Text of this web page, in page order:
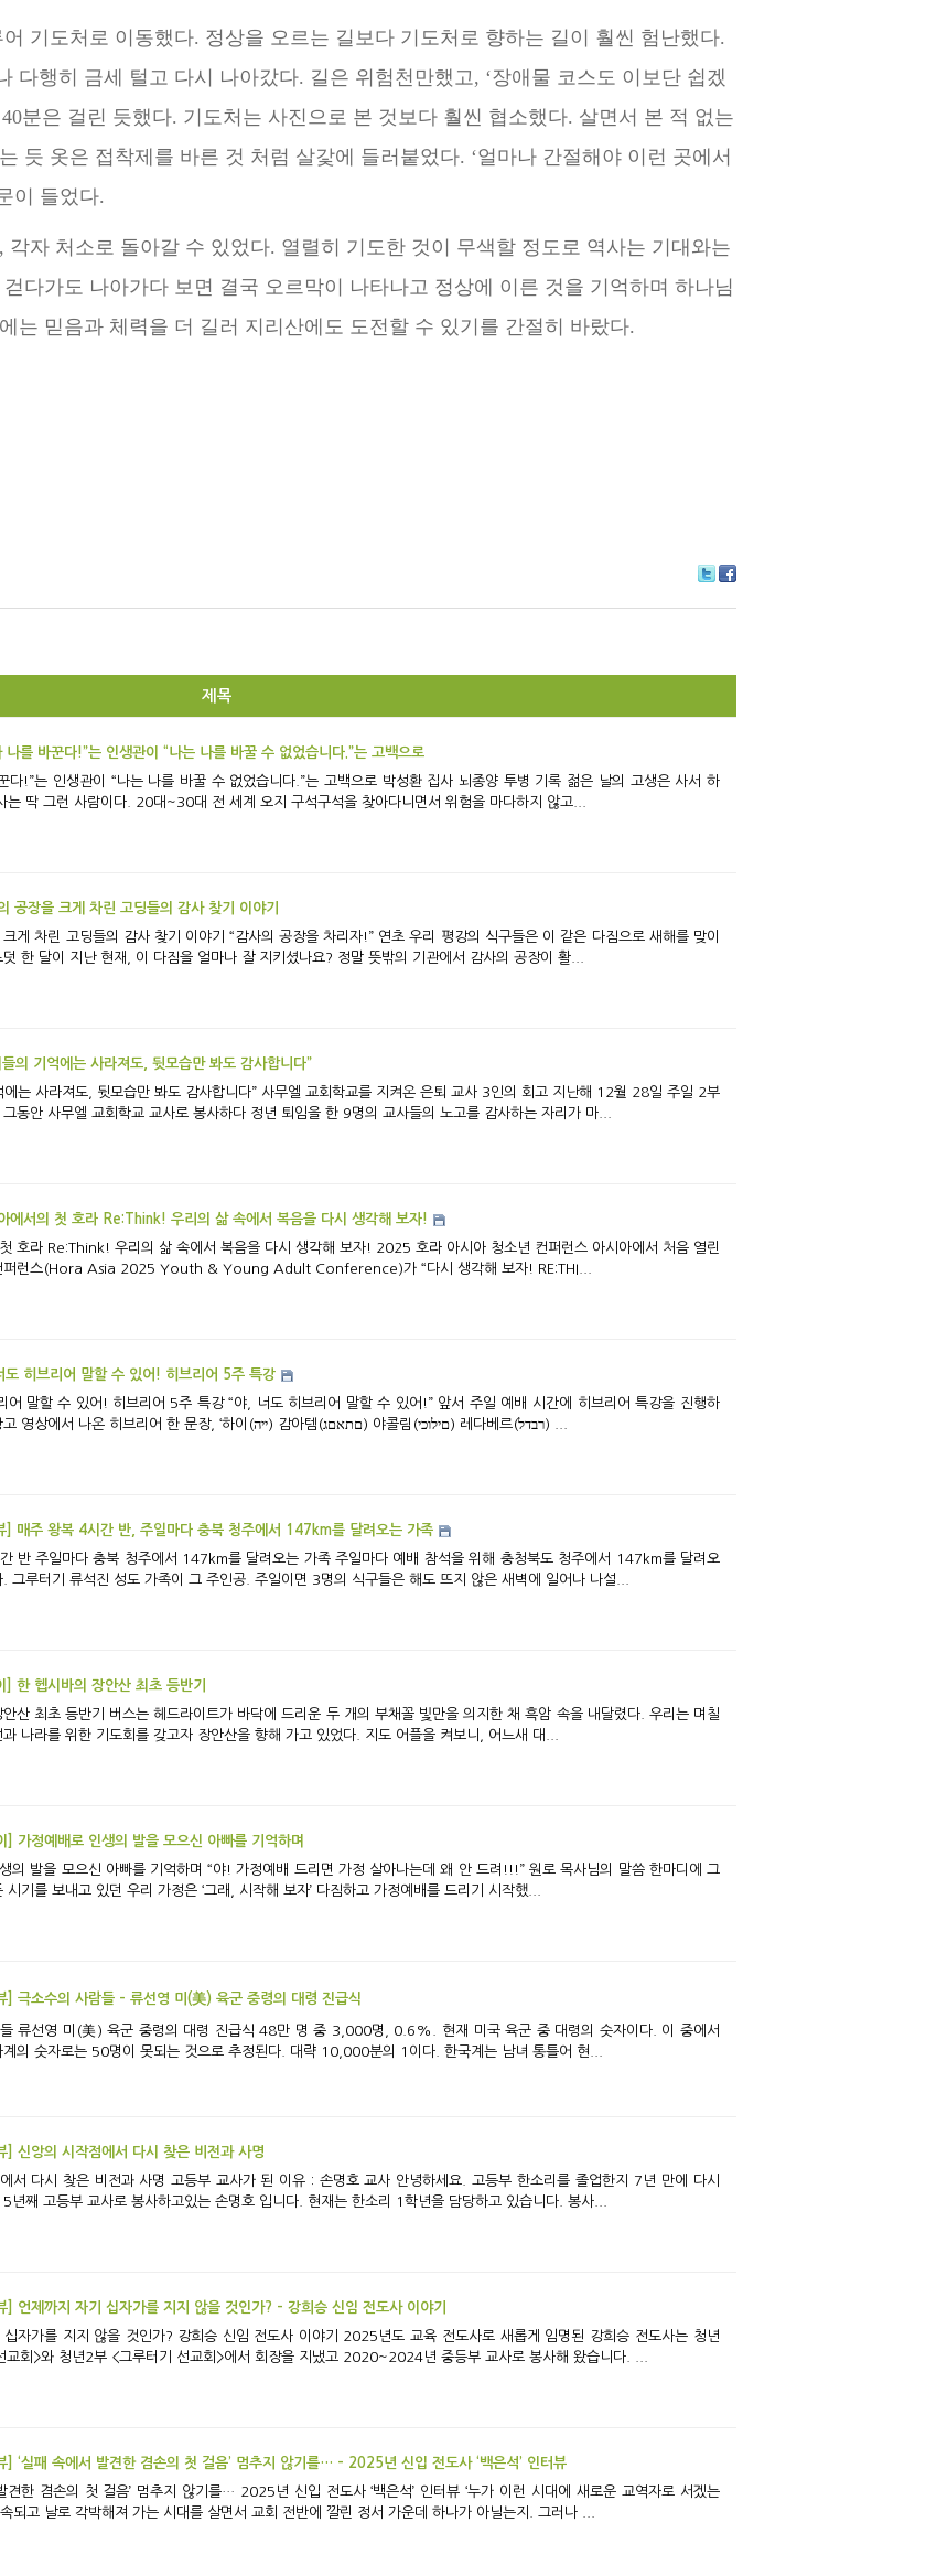
기도처로 이동했다. 정상을 오르는 길보다 기도처로 향하는 길이 훨씬 험난했다.
다행히 금세 털고 다시 나아갔다. 길은 위험천만했고, ‘장애물 코스도 이보단 쉽겠
분은 걸린 듯했다. 기도처는 사진으로 본 것보다 훨씬 협소했다. 살면서 본 적 없는
듯 옷은 접착제를 바른 것 처럼 살갗에 들러붙었다. ‘얼마나 간절해야 이런 곳에서
이 들었다.
자 처소로 돌아갈 수 있었다. 열렬히 기도한 것이 무색할 정도로 역사는 기대와는
다가도 나아가다 보면 결국 오르막이 나타나고 정상에 이른 것을 기억하며 하나님
는 믿음과 체력을 더 길러 지리산에도 도전할 수 있기를 간절히 바랐다.
itte ce
제목
나를 바꾼다!”는 인생관이 “나는 나를 바꿀 수 없었습니다.”는 고백으로
는 인생관이 “나는 나를 바꿀 수 없었습니다.”는 고백으로 박성환 집사 뇌종양 투병 기록 젊은 날의 고생은 사서 하
는 딱 그런 사람이다. 20대~30대 전 세계 오지 구석구석을 찾아다니면서 위험을 마다하지 않고...
공장을 크게 차린 고딩들의 감사 찾기 이야기
찾기 이야기 “감사의 공장을 차리자!” 연초 우리 평강의 식구들은 이 같은 다짐으로 새해를 맞이
한 달이 지난 현재, 이 다짐을 얼마나 잘 지키셨나요? 정말 뜻밖의 기관에서 감사의 공장이 활...
들의 기억에는 사라져도, 뒷모습만 봐도 감사합니다”
사라져도, 뒷모습만 봐도 감사합니다” 사무엘 교회학교를 지켜온 은퇴 교사 3인의 회고 지난해 12월 28일 주일 2부
동안 사무엘 교회학교 교사로 봉사하다 정년 퇴임을 한 9명의 교사들의 노고를 감사하는 자리가 마...
[참평안] 아시아에서의 첫 호라 Re:Think! 우리의 삶 속에서 복음을 다시 생각해 보자!
아 청소년 컨퍼런스 아시아에서 처음 열린
퍼런스(Hora Asia 2025 Youth & Young Adult Conference)가 “다시 생각해 보자! RE:THI...
[참평안] 야, 너도 히브리어 말할 수 있어! 히브리어 5주 특강
브리어 말할 수 있어!” 앞서 주일 예배 시간에 히브리어 특강을 진행하
겠다는 특별 광고 영상에서 나온 히브리어 한 문장, ‘하이(ייה) 감아템(םתאםג) 야콜림(םילוכי) 레다베르(רבדל) ...
] 매주 왕복 4시간 반, 주일마다 충북 청주에서 147km를 달려오는 가족
북도 청주에서 147km를 달려오
그루터기 류석진 성도 가족이 그 주인공. 주일이면 3명의 식구들은 해도 뜨지 않은 새벽에 일어나 나설...
] 한 헵시바의 장안산 최초 등반기
운 두 개의 부채꼴 빛만을 의지한 채 흑암 속을 내달렸다. 우리는 며칠
나라를 위한 기도회를 갖고자 장안산을 향해 가고 있었다. 지도 어플을 켜보니, 어느새 대...
] 가정예배로 인생의 발을 모으신 아빠를 기억하며
하며 “야! 가정예배 드리면 가정 살아나는데 왜 안 드려!!!” 원로 목사님의 말씀 한마디에 그
시기를 보내고 있던 우리 가정은 ‘그래, 시작해 보자’ 다짐하고 가정예배를 드리기 시작했...
] 극소수의 사람들 - 류선영 미(美) 육군 중령의 대령 진급식
다. 이 중에서
계의 숫자로는 50명이 못되는 것으로 추정된다. 대략 10,000분의 1이다. 한국계는 남녀 통틀어 현...
] 신앙의 시작점에서 다시 찾은 비전과 사명
교사가 된 이유 : 손명호 교사 안녕하세요. 고등부 한소리를 졸업한지 7년 만에 다시
년째 고등부 교사로 봉사하고있는 손명호 입니다. 현재는 한소리 1학년을 담당하고 있습니다. 봉사...
] 언제까지 자기 십자가를 지지 않을 것인가? - 강희승 신임 전도사 이야기
희승 신임 전도사 이야기 2025년도 교육 전도사로 새롭게 임명된 강희승 전도사는 청년
교회>와 청년2부 <그루터기 선교회>에서 회장을 지냈고 2020~2024년 중등부 교사로 봉사해 왔습니다. ...
] ‘실패 속에서 발견한 겸손의 첫 걸음’ 멈추지 않기를… - 2025년 신입 전도사 ‘백은석’ 인터뷰
멈추지 않기를… 2025년 신입 전도사 ‘백은석’ 인터뷰 ‘누가 이런 시대에 새로운 교역자로 서겠는
되고 날로 각박해져 가는 시대를 살면서 교회 전반에 깔린 정서 가운데 하나가 아닐는지. 그러나 ...